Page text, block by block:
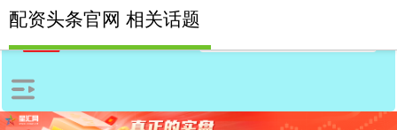
配资头条官网 相关话题